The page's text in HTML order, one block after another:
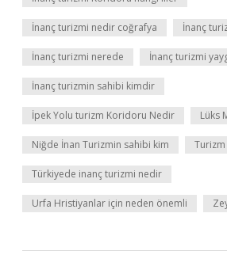
İnanç turizmi nedir coğrafya İnanç
İnanç turizmi nerede İnanç turizmi
İnanç turizmin sahibi kimdir
İpek Yolu turizm Koridoru Nedir Lüks
Niğde İnan Turizmin sahibi kim Turizm
Türkiyede inanç turizmi nedir
Urfa Hristiyanlar için neden önemli